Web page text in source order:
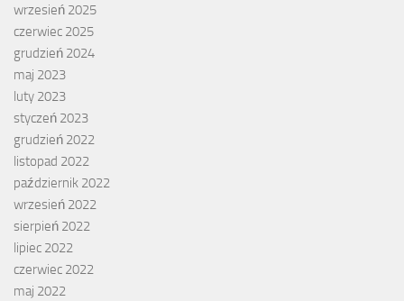
wrzesień 2025
czerwiec 2025
grudzień 2024
maj 2023
luty 2023
styczeń 2023
grudzień 2022
listopad 2022
październik 2022
wrzesień 2022
sierpień 2022
lipiec 2022
czerwiec 2022
maj 2022